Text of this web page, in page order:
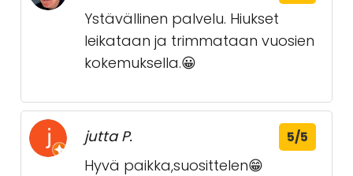
Ystävällinen palvelu. Hiukset
leikataan ja trimmataan vuosien
kokemuksella.😀
jutta P. 5/5
Hyvä paikka,suosittelen😁